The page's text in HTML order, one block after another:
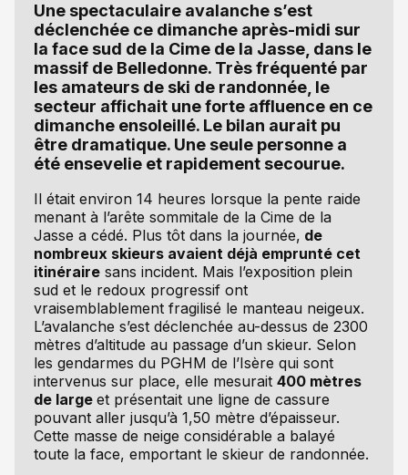
Une spectaculaire avalanche s’est
déclenchée ce dimanche après-midi sur
la face sud de la Cime de la Jasse, dans le
massif de Belledonne. Très fréquenté par
les amateurs de ski de randonnée, le
secteur affichait une forte affluence en ce
dimanche ensoleillé. Le bilan aurait pu
être dramatique. Une seule personne a
été ensevelie et rapidement secourue.
Il était environ 14 heures lorsque la pente raide
menant à l’arête sommitale de la Cime de la
Jasse a cédé. Plus tôt dans la journée, de
nombreux skieurs avaient déjà emprunté cet
itinérairesans incident. Mais l’exposition plein
sud et le redoux progressif ont
vraisemblablement fragilisé le manteau neigeux.
L’avalanche s’est déclenchée au-dessus de 2300
mètres d’altitude au passage d’un skieur. Selon
les gendarmes du PGHM de l’Isère qui sont
intervenus sur place, elle mesurait 400 mètres
de large et présentait une ligne de cassure
pouvant aller jusqu’à 1,50 mètre d’épaisseur.
Cette masse de neige considérable a balayé
toute la face, emportant le skieur de randonnée.